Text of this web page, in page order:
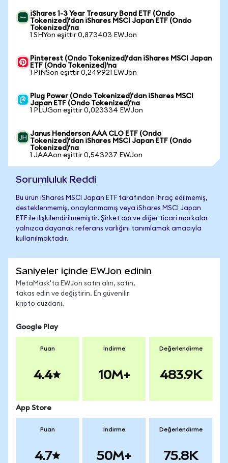
iShares 1-3 Year Treasury Bond ETF (Ondo
Tokenized)'dan iShares MSCI Japan ETF (Ondo
Tokenized)'na
1 SHYon eşittir 0,873403 EWJon
Pinterest (Ondo Tokenized)'dan iShares MSCI Japan
ETF (Ondo Tokenized)'na
1 PINSon eşittir 0,249921 EWJon
Plug Power (Ondo Tokenized)'dan iShares MSCI
Japan ETF (Ondo Tokenized)'na
1 PLUGon eşittir 0,023334 EWJon
Janus Henderson AAA CLO ETF (Ondo
Tokenized)'dan iShares MSCI Japan ETF (Ondo
Tokenized)'na
1 JAAAon eşittir 0,543237 EWJon
Sorumluluk Reddi
Bu ürün iShares MSCI Japan ETF tarafından ihraç edilmemiş,
desteklenmemiş, onaylanmamış veya iShares MSCI Japan
ETF ile ilişkilendirilmemiştir. Şirket adı ve diğer ticari markalar
yalnızca dayanak referans varlığını tanımlamak amacıyla
kullanılmaktadır.
Saniyeler içinde EWJon edinin
MetaMask'ta EWJon satın alın, satın,
takas edin ve değiştirin. En güvenilir
kripto cüzdanı.
Google Play
Puan
4.4
İndirme
10M+
Değerlendirme
483.9K
App Store
Puan
4.7
İndirme
50M+
Değerlendirme
75.8K